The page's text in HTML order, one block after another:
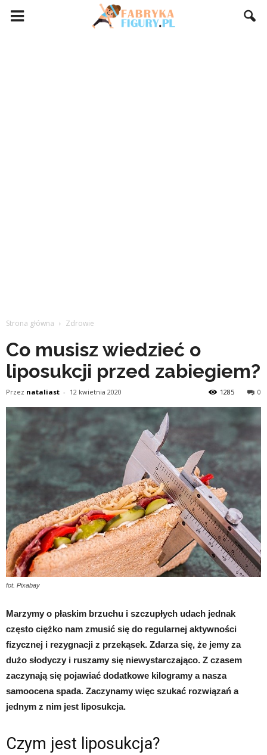
Strona główna Zdrowie
Co musisz wiedzieć o
liposukcji przed zabiegiem?
Przez nataliast - 12 kwietnia 2020 0
1285
fot. Pixabay
Marzymy o płaskim brzuchu i szczupłych udach jednak
często ciężko nam zmusić się do regularnej aktywności
fizycznej i rezygnacji z przekąsek. Zdarza się, że jemy za
dużo słodyczy i ruszamy się niewystarczająco. Z czasem
zaczynają się pojawiać dodatkowe kilogramy a nasza
samoocena spada. Zaczynamy więc szukać rozwiązań a
jednym z nim jest liposukcja.
Czym jest liposukcja?